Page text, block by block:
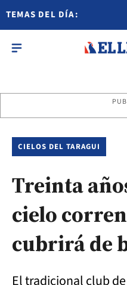
TEMAS DEL DÍA:
CIELOS DEL TARAGUI
Treinta
cielo
cubrirá de
El tradicional club